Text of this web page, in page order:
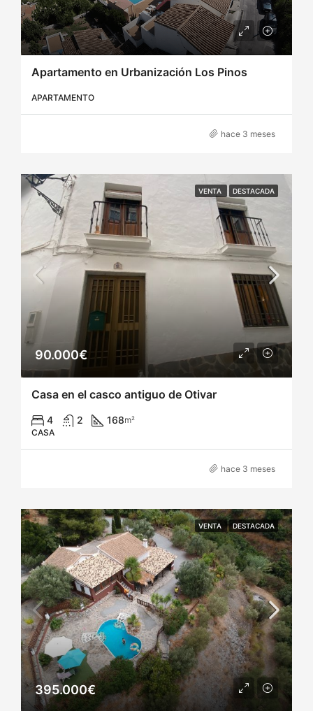
Apartamento en Urbanización Los Pinos
APARTAMENTO
hace 3 meses
VENTA DESTACADA
90.000€
Casa en el casco antiguo de Otivar
4 2 168m²
CASA
hace 3 meses
VENTA DESTACADA
395.000€